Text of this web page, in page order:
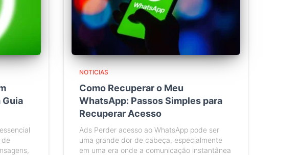
Guia
de
NOTICIAS
Como Recuperar o Meu
WhatsApp: Passos Simples para
Recuperar Acesso
Ads Perder acesso ao WhatsApp pode ser
uma grande dor de cabeça, especialmente
em uma era onde a comunicação instantânea